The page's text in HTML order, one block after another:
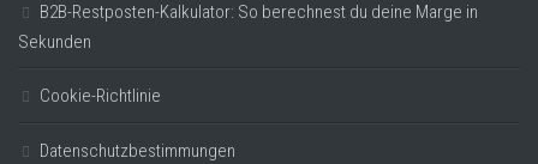
B2B-Restposten-Kalkulator: So berechnest du deine Marge in
Sekunden
Cookie-Richtlinie
Datenschutzbestimmungen